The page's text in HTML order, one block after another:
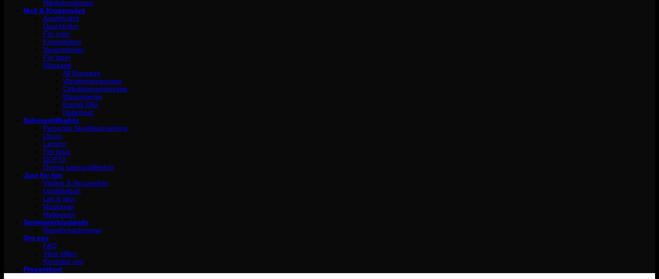
Hårdekorationer
Hud & Kroppsvård
Ansiktsvård
Duschkräm
För män
Kroppslotion
Vaxprodukter
För laser
Massage
All Massage
Vibrationsmassage
Cirkulationsmassage
Massageolja
Eterisk Olja
Hälsokost
Salongstillbehör
Personlig Skyddsutrustning
Utsug
Lampor
För laser
DOFTA
Övriga salongstillbehör
Just for fun
Väskor & Neccesärer
Uppblåsbart
Lek & skoj
Maskerad
Halloween
Sommarerbjudande
Reseförpackningar
Om oss
FAQ
Våra villkor
Kontakta oss
Presentkort